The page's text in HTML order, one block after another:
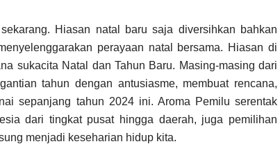
Hiasan natal baru saja diversihkan bahkan
perayaan natal bersama. Hiasan di
sukacita Natal dan Tahun Baru. Masing-masing dari
tahun dengan antusiasme, membuat rencana,
sepanjang tahun 2024 ini. Aroma Pemilu serentak
dari tingkat pusat hingga daerah, juga pemilihan
menjadi keseharian hidup kita.